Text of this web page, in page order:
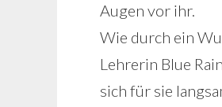
Augen vor ihr.
Wie durch ein
Lehrerin Blue
sich für sie